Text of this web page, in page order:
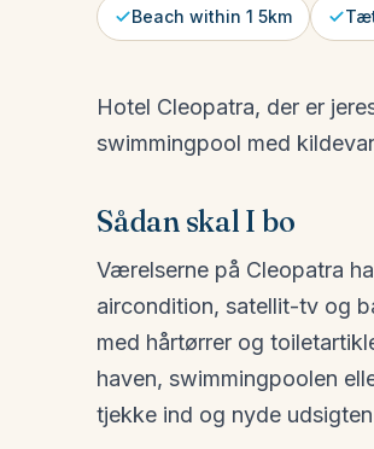
Beach within 1 5km
Hotel Cleopatra, der er
swimmingpool med
Sådan skal I bo
Værelserne på Cleopatra
aircondition, satellit-tv og
med hårtørrer og
haven, swimmingpoolen
tjekke ind og nyde